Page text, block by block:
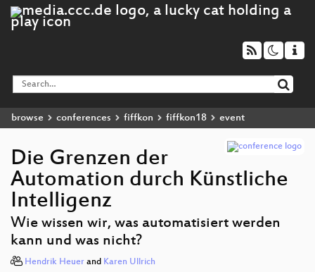
browse conferences fiffkon fiffkon18 event
Die Grenzen der
Automation durch Künstliche
Intelligenz
Wie wissen wir, was automatisiert werden
kann und was nicht?
Hendrik Heuer and Karen Ullrich